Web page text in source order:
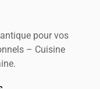
pour vos
– Cuisine